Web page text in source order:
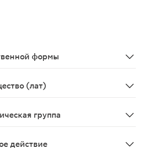
формы
(лат)
группа
действие